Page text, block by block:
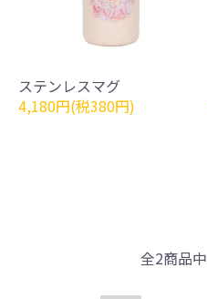
ステンレスマグ
4,180円(税380円)
全2商品中